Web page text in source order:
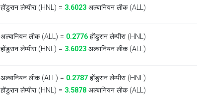
होंडुरान लेम्पीरा (HNL) = 3.6023अल्बानियन लीक (ALL)
अल्बानियन लीक (ALL) = 0.2776होंडुरान लेम्पीरा (HNL)
होंडुरान लेम्पीरा (HNL) = 3.6023अल्बानियन लीक (ALL)
अल्बानियन लीक (ALL) = 0.2787होंडुरान लेम्पीरा (HNL)
होंडुरान लेम्पीरा (HNL) = 3.5878अल्बानियन लीक (ALL)